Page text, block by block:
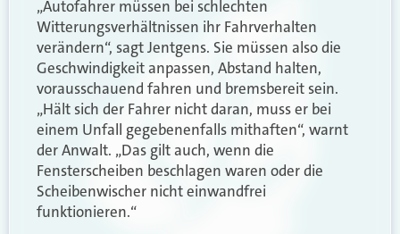
„Autofahrer müssen bei schlechten
Witterungsverhältnissen ihr Fahrverhalten
verändern“, sagt Jentgens. Sie müssen also die
Geschwindigkeit anpassen, Abstand halten,
vorausschauend fahren und bremsbereit sein.
„Hält sich der Fahrer nicht daran, muss er bei
einem Unfall gegebenenfalls mithaften“, warnt
der Anwalt. „Das gilt auch, wenn die
Fensterscheiben beschlagen waren oder die
Scheibenwischer nicht einwandfrei
funktionieren.“